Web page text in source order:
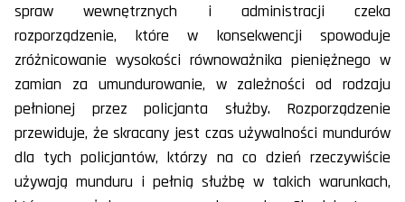
spraw wewnętrznych i administracji czeka
rozporządzenie, które w konsekwencji spowoduje
zróżnicowanie wysokości równoważnika pieniężnego w
zamian za umundurowanie, w zależności od rodzaju
pełnionej przez policjanta służby. Rozporządzenie
przewiduje, że skracany jest czas używalności mundurów
dla tych policjantów, którzy na co dzień rzeczywiście
używają munduru i pełnią służbę w takich warunkach,